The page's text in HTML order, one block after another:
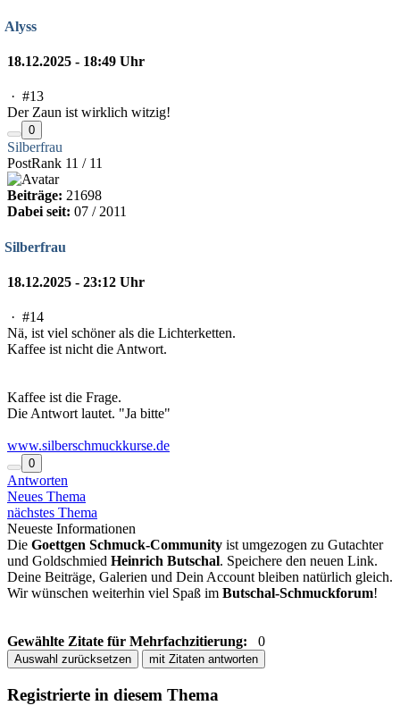
Alyss
18.12.2025 - 18:49 Uhr
· #13
Der Zaun ist wirklich witzig!
0
Silberfrau
PostRank 11 / 11
Beiträge: 21698
Dabei seit: 07 / 2011
Silberfrau
18.12.2025 - 23:12 Uhr
· #14
Nä, ist viel schöner als die Lichterketten.
Kaffee ist nicht die Antwort.
Kaffee ist die Frage.
Die Antwort lautet. "Ja bitte"
www.silberschmuckkurse.de
0
Antworten
Neues Thema
nächstes Thema
Neueste Informationen
Die Goettgen Schmuck-Community ist umgezogen zu Gutachter
und Goldschmied Heinrich Butschal. Speichere den neuen Link.
Deine Beiträge, Galerien und Dein Account bleiben natürlich gleich.
Wir wünschen weiterhin viel Spaß im Butschal-Schmuckforum!
Gewählte Zitate für Mehrfachzitierung: 0
Auswahl zurücksetzen mit Zitaten antworten
Registrierte in diesem Thema